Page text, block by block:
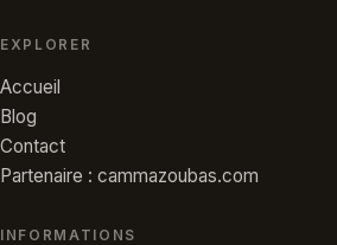
EXPLORER
Accueil
Blog
Contact
Partenaire : cammazoubas.com
INFORMATIONS